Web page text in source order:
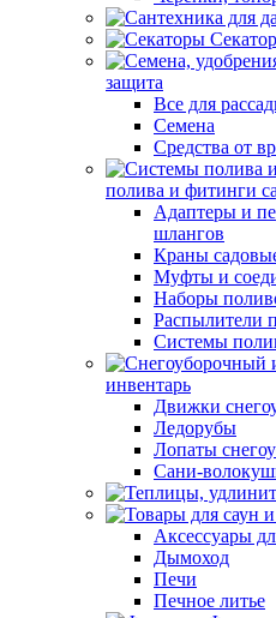
защита
Все для
Семена
Средства от
полива и фитинги
Адаптеры и
шлангов
Краны
Муфты и
Наборы
Распылители
Системы
инвентарь
Движки
Ледорубы
Лопаты
Сани-
Аксессуары
Дымоход
Печи
Печное литье